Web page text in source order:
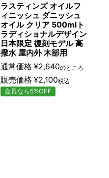
ラスティンズ オイルフ
ィニッシュ ダニッシュ
オイル クリア 500mlト
ラディショナルデザイン
日本限定 復刻モデル 高
撥水 屋内外 木部用
通常価格 ¥2,640のところ
販売価格 ¥2,100税込
会員なら5%OFF